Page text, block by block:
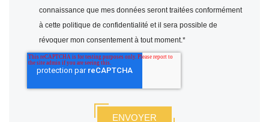
connaissance que mes données seront traitées conformément
à cette politique de confidentialité et il sera possible de
révoquer mon consentement à tout moment.*